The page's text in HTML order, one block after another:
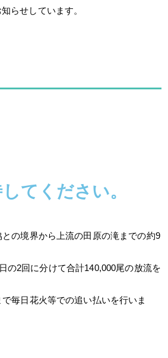
らせしています。
てください。
の境界から上流の田原の滝までの約9
の2回に分けて合計140,000尾の放流を
毎日花火等での追い払いを行いま